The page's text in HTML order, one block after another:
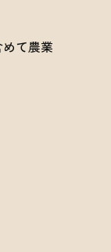
めて農業